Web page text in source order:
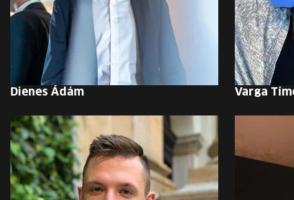
Dienes Ádám Varga